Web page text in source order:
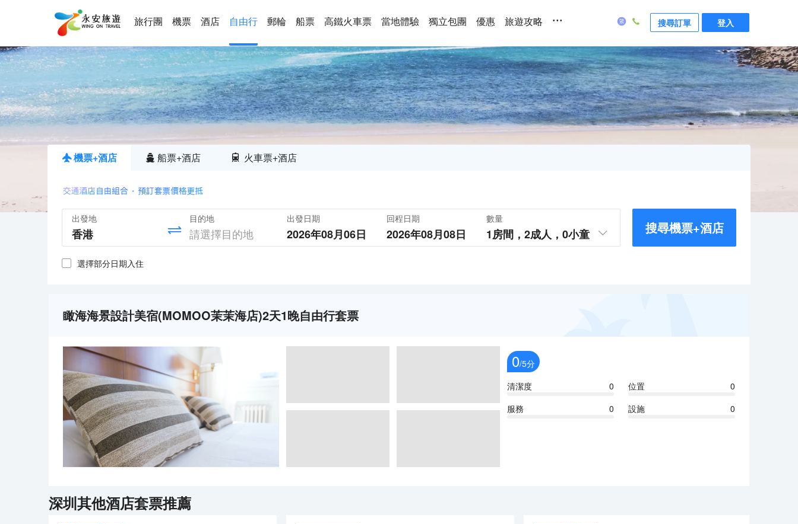
旅行團 機票 酒店 自由行 郵輪 船票 高鐵火車票 當地體驗 獨立包團 優惠 旅遊攻略 ... 搜尋訂單 登入
機票+酒店 船票+酒店 火車票+酒店
出發地 目的地 出發日期
2026年08月06日
回程日期
2026年08月08日
數量
1房間， 2成人， 0小童 搜尋機票+酒店
選擇部分日期入住
瞰海海景設計美宿(MOMOO茉茉海店)2天1晚自由行套票
0/5分
清潔度
0 位置
0
服務
0 設施 0
深圳其他酒店套票推薦